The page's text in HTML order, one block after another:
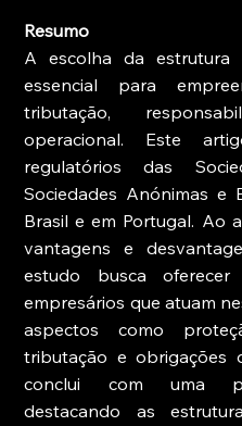
Resumo
A escolha da estrutura
essencial para
tributação,
operacional. Este
regulatórios das
Sociedades Anónimas e
Brasil e em Portugal. Ao
vantagens e
estudo busca
empresários que atuam
aspectos como
tributação e obrigações
conclui com uma
destacando as